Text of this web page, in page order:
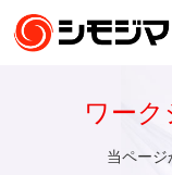
ワー
当ページ